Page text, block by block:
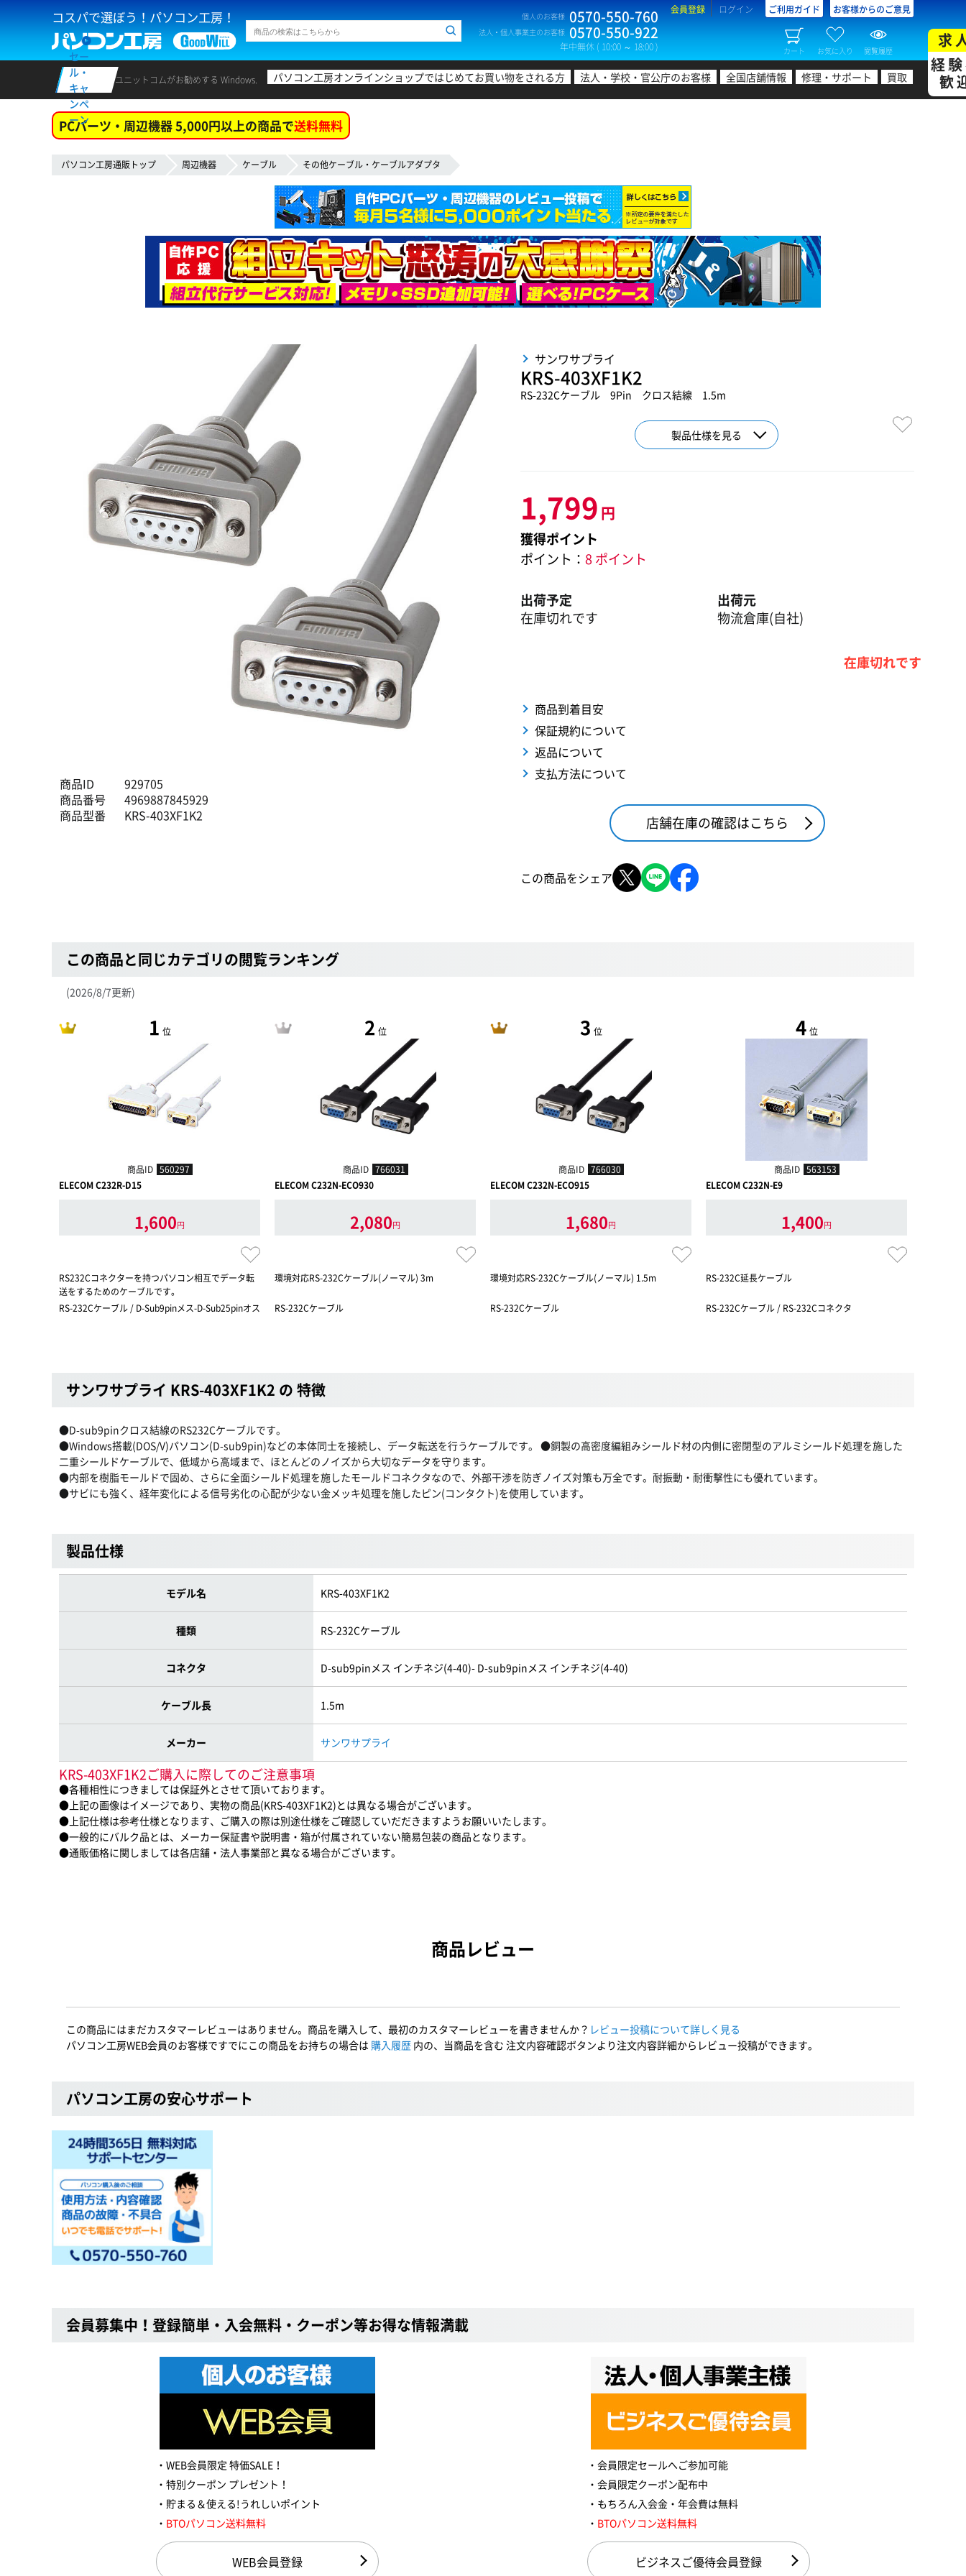
コスパで選ぼう！パソコン工房！ 個人のお客様 0570-550-760
法人・個人事業主のお客様 0570-550-922
年中無休 ( 10:00 ～ 18:00 )
会員登録 ログイン ご利用ガイド お客様からのご意見
カート お気に入り 閲覧履歴
セー
ル・
キャ
ンペ
ーン
ユニットコムがお勧めする Windows. パソコン工房オンラインショップではじめてお買い物をされる方 法人・学校・官公庁のお客様 全国店舗情報 修理・サポート 買取
求
経
歓
PCパーツ・周辺機器 5,000円以上の商品で送料無料
パソコン工房通販トップ 周辺機器 ケーブル その他ケーブル・ケーブルアダプタ
商品ID
929705
商品番号
4969887845929
商品型番
KRS-403XF1K2
サンワサプライ
KRS-403XF1K2
RS-232Cケーブル 9Pin クロス結線 1.5m
製品仕様を見る
1,799 円
獲得ポイント
ポイント： 8 ポイント
出荷予定
在庫切れです
出荷元
物流倉庫(自社)
在庫切れです
商品到着目安
保証規約について
返品について
支払方法について
店舗在庫の確認はこちら
この商品をシェア
この商品と同じカテゴリの閲覧ランキング
(2026/8/7更新)
1 位
商品ID 560297
ELECOM C232R-D15
1,600円
RS232Cコネクターを持つパソコン相互でデータ転
送をするためのケーブルです。
RS-232Cケーブル / D-Sub9pinメス-D-Sub25pinオス
2 位
商品ID 766031
ELECOM C232N-ECO930
2,080円
環境対応RS-232Cケーブル(ノーマル) 3m
RS-232Cケーブル
3 位
商品ID 766030
ELECOM C232N-ECO915
1,680円
環境対応RS-232Cケーブル(ノーマル) 1.5m
RS-232Cケーブル
4 位
商品ID 563153
ELECOM C232N-E9
1,400円
RS-232C延長ケーブル
RS-232Cケーブル / RS-232Cコネクタ
サンワサプライ KRS-403XF1K2 の 特徴
●D-sub9pinクロス結線のRS232Cケーブルです。
●Windows搭載(DOS/V)パソコン(D-sub9pin)などの本体同士を接続し、データ転送を行うケーブルです。 ●銅製の高密度編組みシールド材の内側に密閉型のアルミシールド処理を施した
二重シールドケーブルで、低域から高域まで、ほとんどのノイズから大切なデータを守ります。
●内部を樹脂モールドで固め、さらに全面シールド処理を施したモールドコネクタなので、外部干渉を防ぎノイズ対策も万全です。耐振動・耐衝撃性にも優れています。
●サビにも強く、経年変化による信号劣化の心配が少ない金メッキ処理を施したピン(コンタクト)を使用しています。
製品仕様
モデル名 KRS-403XF1K2
種類 RS-232Cケーブル
コネクタ D-sub9pinメス インチネジ(4-40)- D-sub9pinメス インチネジ(4-40)
ケーブル長 1.5m
メーカー サンワサプライ
KRS-403XF1K2ご購入に際してのご注意事項
●各種相性につきましては保証外とさせて頂いております。
●上記の画像はイメージであり、実物の商品(KRS-403XF1K2)とは異なる場合がございます。
●上記仕様は参考仕様となります、ご購入の際は別途仕様をご確認していだだきますようお願いいたします。
●一般的にバルク品とは、メーカー保証書や説明書・箱が付属されていない簡易包装の商品となります。
●通販価格に関しましては各店舗・法人事業部と異なる場合がございます。
商品レビュー
この商品にはまだカスタマーレビューはありません。商品を購入して、最初のカスタマーレビューを書きませんか？ レビュー投稿について詳しく見る
パソコン工房WEB会員のお客様ですでにこの商品をお持ちの場合は 購入履歴 内の、当商品を含む 注文内容確認ボタンより注文内容詳細からレビュー投稿ができます。
パソコン工房の安心サポート
会員募集中！登録簡単・入会無料・クーポン等お得な情報満載
WEB会員限定 特価SALE！
特別クーポン プレゼント！
貯まる＆使える!うれしいポイント
BTOパソコン送料無料
WEB会員登録
会員限定セールへご参加可能
会員限定クーポン配布中
もちろん入会金・年会費は無料
BTOパソコン送料無料
ビジネスご優待会員登録